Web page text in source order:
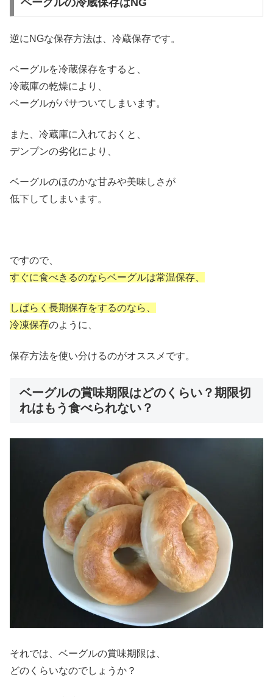
ベーグルの冷蔵保存はNG
逆にNGな保存方法は、冷蔵保存です。
ベーグルを冷蔵保存をすると、
冷蔵庫の乾燥により、
ベーグルがパサついてしまいます。
また、冷蔵庫に入れておくと、
デンプンの劣化により、
ベーグルのほのかな甘みや美味しさが
低下してしまいます。
ですので、
すぐに食べきるのならベーグルは常温保存、
しばらく長期保存をするのなら、
冷凍保存のように、
保存方法を使い分けるのがオススメです。
ベーグルの賞味期限はどのくらい？期限切
れはもう食べられない？
それでは、ベーグルの賞味期限は、
どのくらいなのでしょうか？